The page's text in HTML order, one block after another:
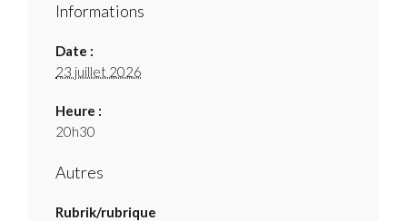
Informations
Date :
23 juillet 2026
Heure :
20h30
Autres
Rubrik/rubrique